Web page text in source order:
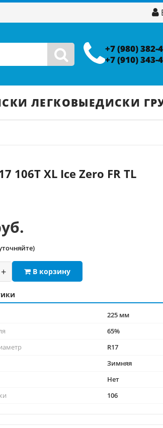
+7 (980) 382-
+7 (910) 343-
ЛЕГКОВЫЕДИСКИ
106T XL Ice Zero FR TL
+ В корзину
225 мм
65%
R17
Зимняя
Нет
106